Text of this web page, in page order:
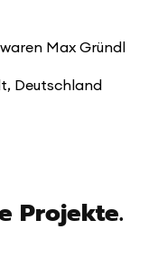
Max Gründl
Deutschland
Projekte.